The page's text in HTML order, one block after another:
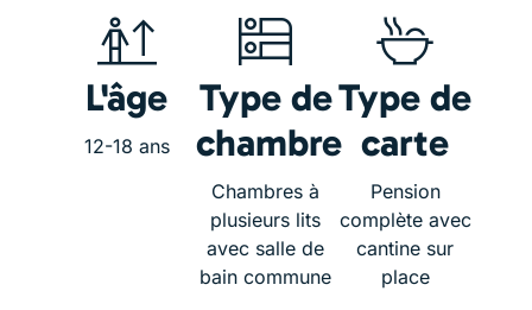
L'âge
12-18 ans
Type de
chambre
Chambres à
plusieurs lits
avec salle de
bain commune
Type de
carte
Pension
complète avec
cantine sur
place